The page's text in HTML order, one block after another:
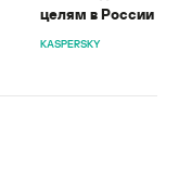
целям в России
KASPERSKY